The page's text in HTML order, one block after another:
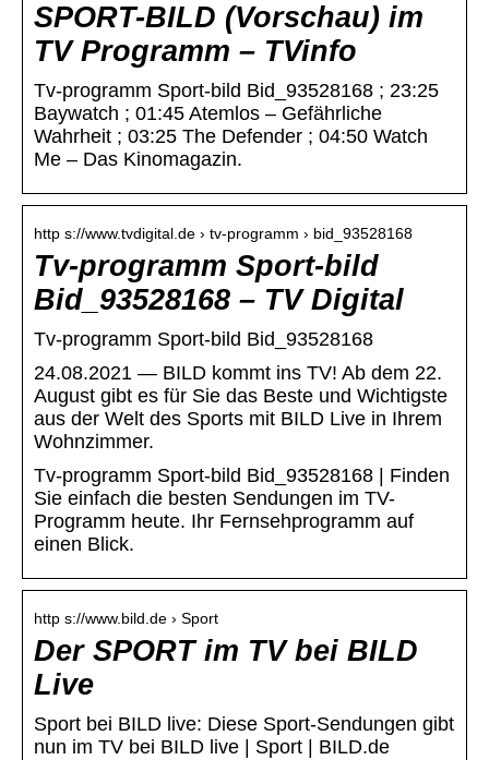
SPORT-BILD (Vorschau) im
TV Programm – TVinfo
Tv-programm Sport-bild Bid_93528168 ; 23:25
Baywatch ; 01:45 Atemlos – Gefährliche
Wahrheit ; 03:25 The Defender ; 04:50 Watch
Me – Das Kinomagazin.
http s://www.tvdigital.de › tv-programm › bid_93528168
Tv-programm Sport-bild
Bid_93528168 – TV Digital
Tv-programm Sport-bild Bid_93528168
24.08.2021 — BILD kommt ins TV! Ab dem 22.
August gibt es für Sie das Beste und Wichtigste
aus der Welt des Sports mit BILD Live in Ihrem
Wohnzimmer.
Tv-programm Sport-bild Bid_93528168 | Finden
Sie einfach die besten Sendungen im TV-
Programm heute. Ihr Fernsehprogramm auf
einen Blick.
http s://www.bild.de › Sport
Der SPORT im TV bei BILD
Live
Sport bei BILD live: Diese Sport-Sendungen gibt
nun im TV bei BILD live | Sport | BILD.de